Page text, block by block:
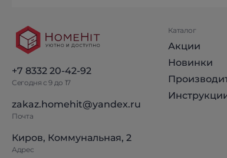
+7 8332 20-42-92
Сегодня с 9 до 17
zakaz.homehit@yandex.ru
Почта
Киров, Коммунальная, 2
Адрес
Каталог
Акции
Новинки